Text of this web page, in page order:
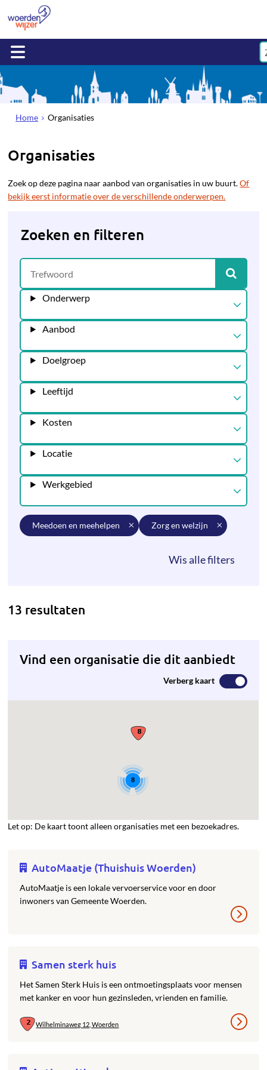
Home Organisaties
Organisaties
Zoek op deze pagina naar aanbod van organisaties in uw buurt.Of
bekijk eerst informatie over de verschillende onderwerpen.
Zoeken en filteren
Onderwerp
Aanbod
Doelgroep
Leeftijd
Kosten
Locatie
Werkgebied
meedoen en meehelpen zorg en welzijn
13 resultaten
Vind een organisatie die dit aanbiedt
Verberg kaart
8
Let op: De kaart toont alleen organisaties met een bezoekadres.
AutoMaatje (Thuishuis Woerden)
AutoMaatje is een lokale vervoerservice voor en door
inwoners van Gemeente Woerden.
Samen sterk huis
Het Samen Sterk Huis is een ontmoetingsplaats voor mensen
met kanker en voor hun gezinsleden, vrienden en familie.
Wilhelminaweg 12, Woerden